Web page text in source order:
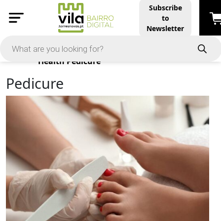
Subscribe
to
Newsletter
Products
Health Pedicure
Pedicure